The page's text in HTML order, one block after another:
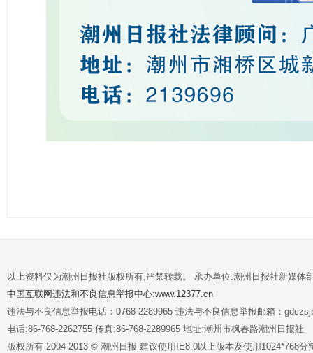
以上资料仅为潮州日报社版权所有,严禁转载。 承办单位:潮州日报社新媒体
中国互联网违法和不良信息举报中心:www.12377.cn
违法与不良信息举报电话：0768-2289965 违法与不良信息举报邮箱：
电话:86-768-2262755 传真:86-768-2289965 地址:潮州市枫春路潮州日报社
版权所有 2004-2013 © 潮州日报 建议使用IE8.0以上版本及使用1024*768分